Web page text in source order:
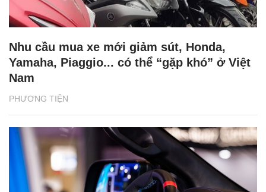
PHƯƠNG TIỆN
Nhu cầu mua xe mới giảm sút, Honda,
Yamaha, Piaggio... có thể “gặp khó” ở Việt
Nam